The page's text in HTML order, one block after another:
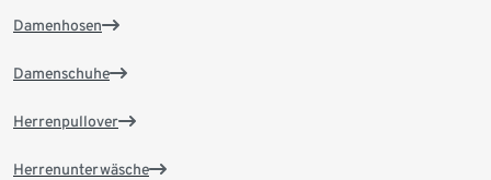
Damenhosen
Damenschuhe
Herrenpullover
Herrenunterwäsche